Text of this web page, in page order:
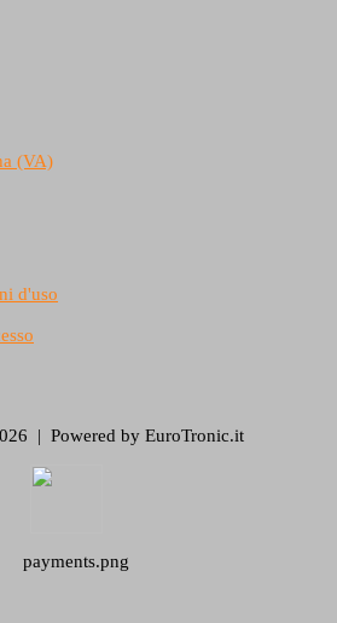
(VA)
d'uso
| Powered by EuroTronic.it